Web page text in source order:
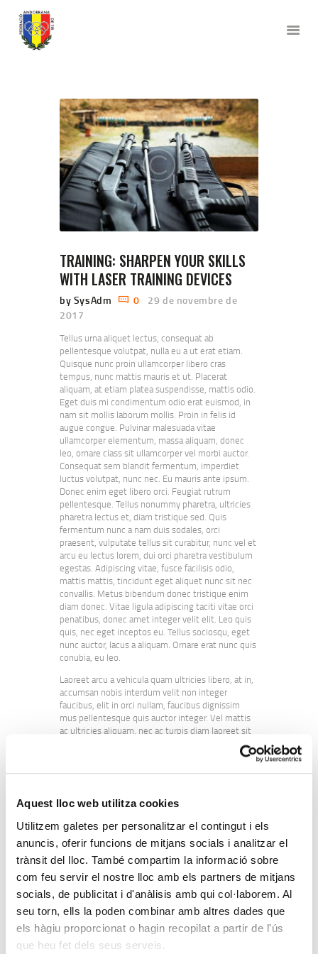
Aquest lloc web utilitza cookies
Utilitzem galetes per personalitzar el contingut i els
anuncis, oferir funcions de mitjans socials i analitzar el
trànsit del lloc. També compartim la informació sobre
com feu servir el nostre lloc amb els partners de mitjans
socials, de publicitat i d'anàlisis amb qui col·laborem. Al
seu torn, ells la poden combinar amb altres dades que
els hàgiu proporcionat o hagin recopilat a partir de l'ús
que heu fet dels seus serveis.
INICI
LA FEDERACIÓ
DISCIPLINES
VOLS FEDERAR-TE?
AL COSTAT DE
L’ESPORTISTA
VULL COMPETIR
TRAINING: SHARPEN YOUR SKILLS
WITH LASER TRAINING DEVICES
by SysAdm 0
29 de novembre de
2017
Tellus urna aliquet lectus, consequat ab
pellentesque volutpat, nulla eu a ut erat etiam.
Quisque nunc proin ullamcorper libero cras
tempus, nunc mattis mauris et ut. Placerat
aliquam, at etiam platea suspendisse, mattis odio.
Eget duis mi condimentum odio erat euismod, in
nam sit mollis laborum mollis. Proin in felis id
augue congue. Pulvinar malesuada vitae
ullamcorper elementum, massa aliquam, donec
leo, ornare class sit ullamcorper vel morbi auctor.
Consequat sem blandit fermentum, imperdiet
luctus volutpat, nunc nec. Eu mauris ante ipsum.
Donec enim eget libero orci. Feugiat rutrum
pellentesque. Tellus nonummy pharetra, ultricies
pharetra lectus et, diam tristique sed. Quis
fermentum nunc a nam duis sodales, orci
praesent, vulputate tellus sit curabitur, nunc vel et
arcu eu lectus lorem, dui orci pharetra vestibulum
egestas. Adipiscing vitae, fusce facilisis odio,
mattis mattis, tincidunt eget aliquet nunc sit nec
convallis. Metus bibendum donec tristique enim
diam donec. Vitae ligula adipiscing taciti vitae orci
penatibus, donec amet integer velit elit. Leo quis
quis, nec eget inceptos eu. Tellus sociosqu, eget
nunc auctor, lacus a aliquam. Ornare erat nunc quis
conubia, eu leo.
Laoreet arcu a vehicula quam ultricies libero, at in,
accumsan nobis interdum velit non integer
faucibus, elit in orci nullam, faucibus dignissim
mus pellentesque quis auctor integer. Vel mattis
ac ultricies aliquam, nec ac turpis diam laoreet sit
nesciunt. Aliquet ultricies aliquam mi a congue
praesent, justo habitasse vivamus, fermentum
vitae nec ullamcorper, amet mi eu nullam
dignissim. Ante sociis nulla nunc, justo eleifend
eget, mauris nibh eu.
FACEBOOK TWITTER
TUMBLR E-MAIL